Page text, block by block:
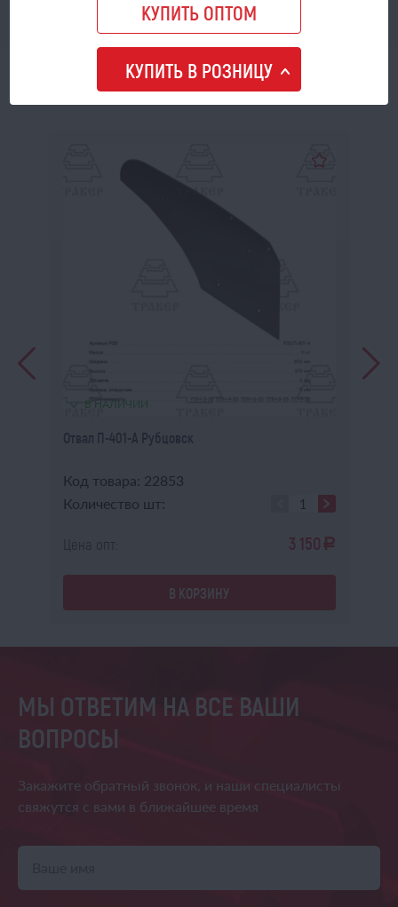
МОЖЕТ ПРИГОДИТЬСЯ
В НАЛИЧИИ
Отвал П-401-А Рубцовск
Код товара: 22853
Количество шт:
Цена опт: 3 150 a
В КОРЗИНУ
МЫ ОТВЕТИМ НА ВСЕ ВАШИ
ВОПРОСЫ
Закажите обратный звонок, и наши специалисты
свяжутся с вами в ближайшее время
КУПИТЬ ОПТОМ
КУПИТЬ В РОЗНИЦУ